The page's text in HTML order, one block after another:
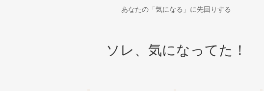
あなたの「気になる」に先回りする
ソレ、気になってた！